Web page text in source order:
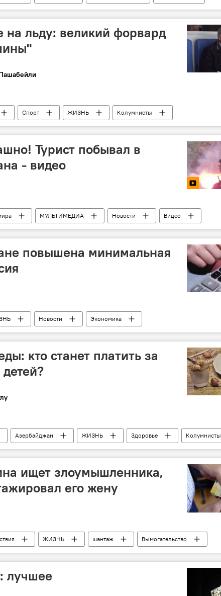
льду: великий форвард
Спорт ЖИЗНЬ Колумнисты
Турист побывал в
- видео
МУЛЬТИМЕДИА Новости Видео
повышена минимальная
Новости Экономика
кто станет платить за
Азербайджан ЖИЗНЬ Здоровье
Колумнисты
школа Обед
ищет злоумышленника,
его жену
ЖИЗНЬ шантаж
Вымогательство
Переписка
лучшее